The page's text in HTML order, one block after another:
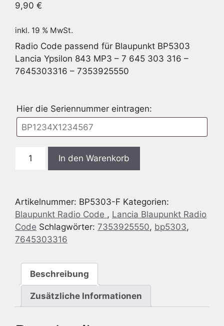
9,90 €
inkl. 19 % MwSt.
Radio Code passend für Blaupunkt BP5303
Lancia Ypsilon 843 MP3 – 7 645 303 316 –
7645303316 – 7353925550
Hier die Seriennummer eintragen:
Blaupunkt
843
MP3
-
7
303
In den Warenkorb
Artikelnummer: BP5303-F Kategorien:
Blaupunkt Radio Code , Lancia Blaupunkt Radio
Code Schlagwörter: 7353925550, bp5303,
7645303316
Beschreibung
Zusätzliche Informationen